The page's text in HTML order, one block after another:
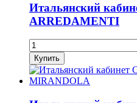
Итальянский
ARREDAMENTI